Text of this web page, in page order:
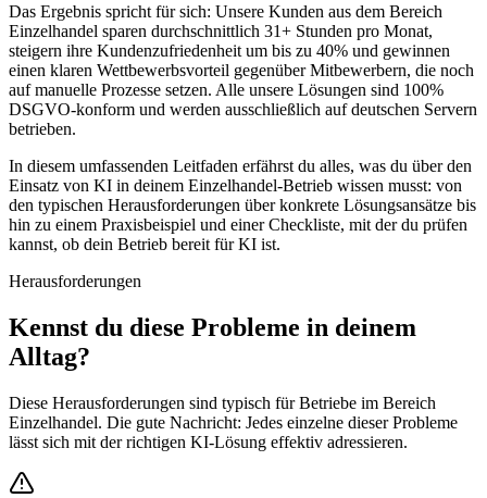
Das Ergebnis spricht für sich: Unsere Kunden aus dem Bereich
Einzelhandel sparen durchschnittlich 31+ Stunden pro Monat,
steigern ihre Kundenzufriedenheit um bis zu 40% und gewinnen
einen klaren Wettbewerbsvorteil gegenüber Mitbewerbern, die noch
auf manuelle Prozesse setzen. Alle unsere Lösungen sind 100%
DSGVO-konform und werden ausschließlich auf deutschen Servern
betrieben.
In diesem umfassenden Leitfaden erfährst du alles, was du über den
Einsatz von KI in deinem Einzelhandel-Betrieb wissen musst: von
den typischen Herausforderungen über konkrete Lösungsansätze bis
hin zu einem Praxisbeispiel und einer Checkliste, mit der du prüfen
kannst, ob dein Betrieb bereit für KI ist.
Herausforderungen
Kennst du diese Probleme in deinem
Alltag?
Diese Herausforderungen sind typisch für Betriebe im Bereich
Einzelhandel. Die gute Nachricht: Jedes einzelne dieser Probleme
lässt sich mit der richtigen KI-Lösung effektiv adressieren.